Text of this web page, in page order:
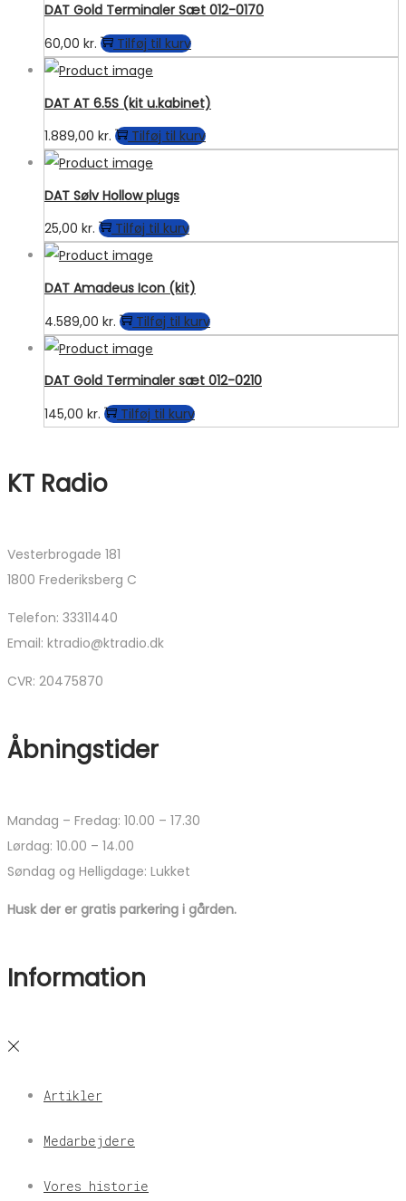
DAT Gold Terminaler Sæt 012-0170
60,00 kr. Tilføj til kurv
DAT AT 6.5S (kit u.kabinet)
1.889,00 kr. Tilføj til kurv
DAT Sølv Hollow plugs
25,00 kr. Tilføj til kurv
DAT Amadeus Icon (kit)
4.589,00 kr. Tilføj til kurv
DAT Gold Terminaler sæt 012-0210
145,00 kr. Tilføj til kurv
KT Radio
Vesterbrogade 181
1800 Frederiksberg C
Telefon: 33311440
Email: ktradio@ktradio.dk
CVR: 20475870
Åbningstider
Mandag – Fredag: 10.00 – 17.30
Lørdag: 10.00 – 14.00
Søndag og Helligdage: Lukket
Husk der er gratis parkering i gården.
Information
Artikler
Medarbejdere
Vores historie